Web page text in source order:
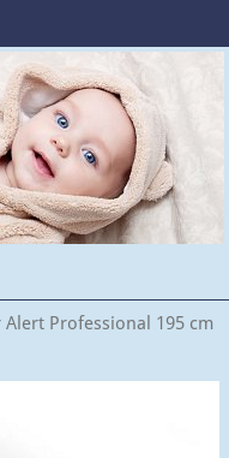
Alert Professional 195 cm